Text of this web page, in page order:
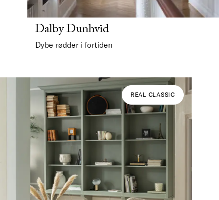
Dalby Dunhvid
Dybe rødder i fortiden
REAL CLASSIC